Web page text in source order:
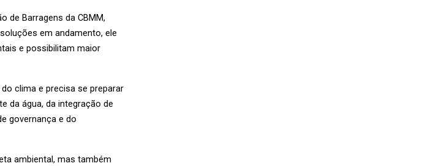
de Barragens da CBMM,
em andamento, ele
e possibilitam maior
clima e precisa se preparar
da água, da integração de
governança e do
ambiental, mas também